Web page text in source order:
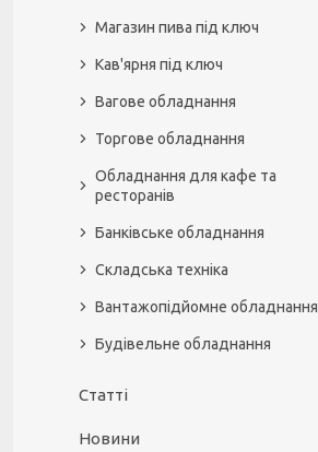
Магазин пива під ключ
Кав'ярня під ключ
Вагове обладнання
Торгове обладнання
Обладнання для кафе та
ресторанів
Банківське обладнання
Складська техніка
Вантажопідйомне обладнання
Будівельне обладнання
Статті
Новини